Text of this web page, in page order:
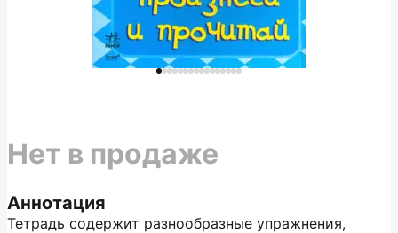
Аннотация
Тетрадь содержит разнообразные упражнения,
Нет в продаже